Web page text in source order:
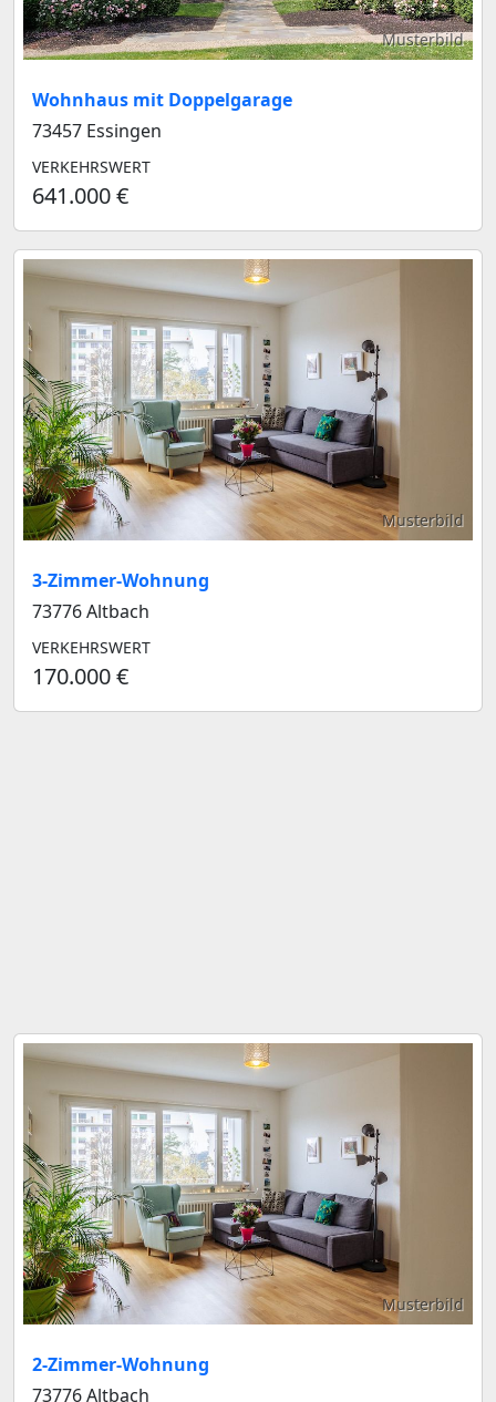
Musterbild
Wohnhaus mit Doppelgarage
73457 Essingen
VERKEHRSWERT
641.000 €
Musterbild
3-Zimmer-Wohnung
73776 Altbach
VERKEHRSWERT
170.000 €
Musterbild
2-Zimmer-Wohnung
73776 Altbach